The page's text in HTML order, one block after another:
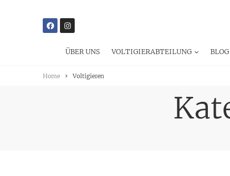
ÜBER UNS VOLTIGIERABTEILUNG BLOG
Home Voltigieren